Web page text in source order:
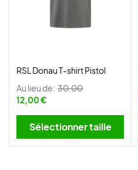
RSL Donau T-shirt Pistol
Au lieu de: 30,00
12,00 €
Sélectionner taille